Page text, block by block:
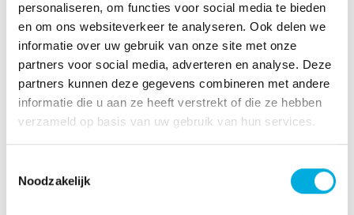
personaliseren, om functies voor social media te bieden
en om ons websiteverkeer te analyseren. Ook delen we
informatie over uw gebruik van onze site met onze
partners voor social media, adverteren en analyse. Deze
partners kunnen deze gegevens combineren met andere
informatie die u aan ze heeft verstrekt of die ze hebben
verzameld op basis van uw gebruik van hun services.
Noodzakelijk
Batenburg kan u ondersteunen om invulling de
geven aan deze verantwoordelijkheid, denk
hierbij bijvoorbeeld aan periodieke inspecties
aan de installaties, het uitvoeren van nulmetingen
bij het aanvaarden van nieuwe installaties, het in-
en uit bedrijfname van installaties ook wel
verzorgen van sleutelbeheer.